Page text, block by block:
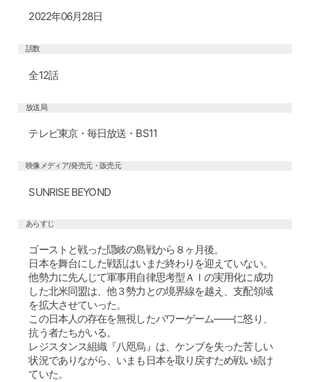
2022年06月28日
話数
全12話
放送局
テレビ東京・毎日放送・BS11
映像メディア/発売元・販売元
SUNRISE BEYOND
あらすじ
ゴーストと戦った隠岐の島戦から８ヶ月後。
日本を舞台にした戦乱はいまだ終わりを迎えていない。
他勢力に先んじて軍事用自律思考型ＡＩの実用化に成功
した北米同盟は、他３勢力との境界線を越え、支配領域
を拡大させていった。
この日本人の存在を無視したパワーゲーム――に怒り、
抗う者たちがいる。
レジスタンス組織『八咫烏』は、ケンブを失った苦しい
状況でありながら、いまも日本を取り戻すため戦い続け
ていた。